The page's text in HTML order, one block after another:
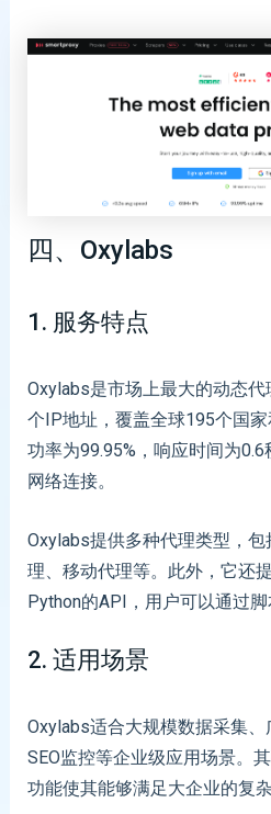
四、Oxylabs
1. 服务特点
Oxylabs是市场上最大的动态
个IP地址，覆盖全球195个国
功率为99.95%，响应时间为
网络连接。
Oxylabs提供多种代理类型，
理、移动代理等。此外，它还
Python的API，用户可以通过脚
2. 适用场景
Oxylabs适合大规模数据采集
SEO监控等企业级应用场景。
功能使其能够满足大企业的复杂